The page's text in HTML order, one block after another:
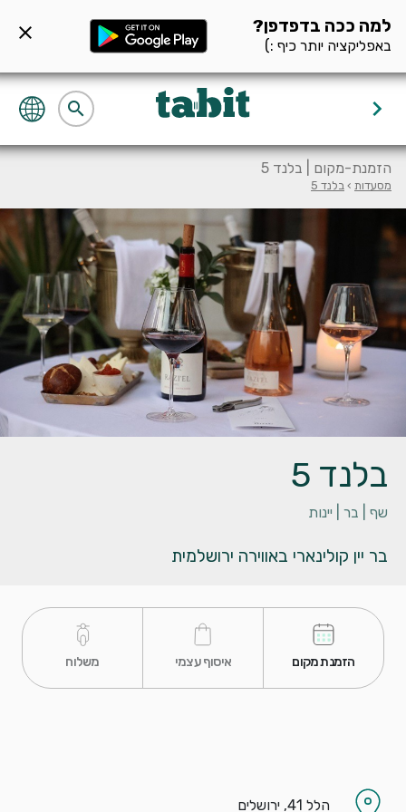
למה ככה בדפדפן?
באפליקציה יותר כיף :)
close
keyboard_arrow_right
search
הזמנת-מקום | בלנד 5
מסעדות › בלנד 5
בלנד 5
שף | בר | יינות
בר יין קולינארי באווירה ירושלמית
הלל 41, ירושלים